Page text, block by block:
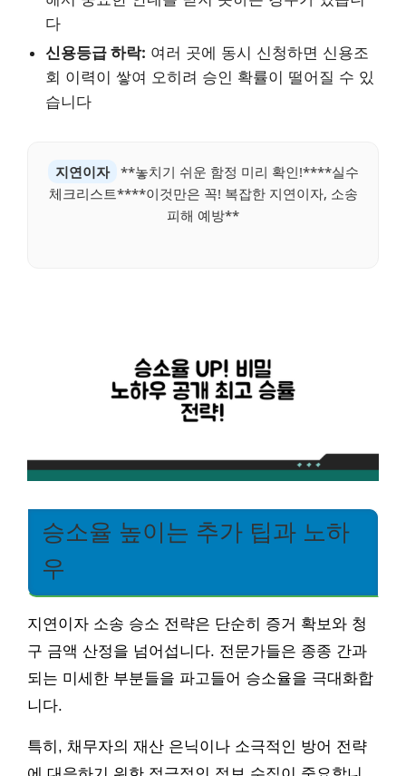
다
신용등급 하락: 여러 곳에 동시 신청하면 신용조
회 이력이 쌓여 오히려 승인 확률이 떨어질 수 있
습니다
지연이자
**놓치기 쉬운 함정 미리 확인!****실수
체크리스트****이것만은 꼭! 복잡한 지연이자, 소송
피해 예방**
승소율 높이는 추가 팁과 노하
우
지연이자 소송 승소 전략은 단순히 증거 확보와 청
구 금액 산정을 넘어섭니다. 전문가들은 종종 간과
되는 미세한 부분들을 파고들어 승소율을 극대화합
니다.
특히, 채무자의 재산 은닉이나 소극적인 방어 전략